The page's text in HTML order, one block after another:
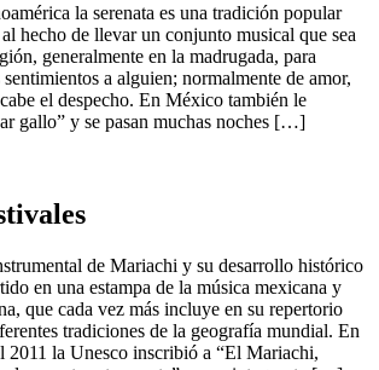
la serenata es una tradición popular
hecho de llevar un conjunto musical que sea
generalmente en la madrugada, para
sentimientos a alguien; normalmente de amor,
el despecho. En México también le
gallo” y se pasan muchas noches […]
de Mariachi y su desarrollo histórico
en una estampa de la música mexicana y
que cada vez más incluye en su repertorio
tradiciones de la geografía mundial. En
2011 la Unesco inscribió a “El Mariachi,